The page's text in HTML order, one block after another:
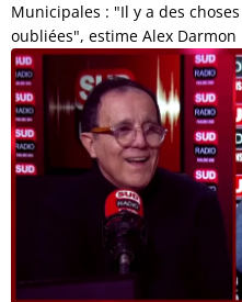
Municipales : "Il y a des
oubliées", estime Alex Darmon